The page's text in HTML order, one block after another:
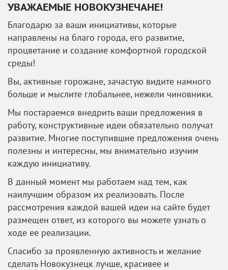
УВАЖАЕМЫЕ НОВОКУЗНЕЧАНЕ!
Благодарю за ваши инициативы, которые
направлены на благо города, его развитие,
процветание и создание комфортной городской
среды!
Вы, активные горожане, зачастую видите намного
больше и мыслите глобальнее, нежели чиновники.
Мы постараемся внедрить ваши предложения в
работу, конструктивные идеи обязательно получат
развитие. Многие поступившие предложения очень
полезны и интересны, мы внимательно изучим
каждую инициативу.
В данный момент мы работаем над тем, как
наилучшим образом их реализовать. После
рассмотрения каждой вашей идеи на сайте будет
размещен ответ, из которого вы можете узнать о
ходе ее реализации.
Спасибо за проявленную активность и желание
сделать Новокузнецк лучше, красивее и